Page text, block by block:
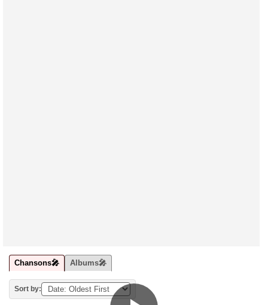
Chansons🎤 Albums🎤
Sort by: